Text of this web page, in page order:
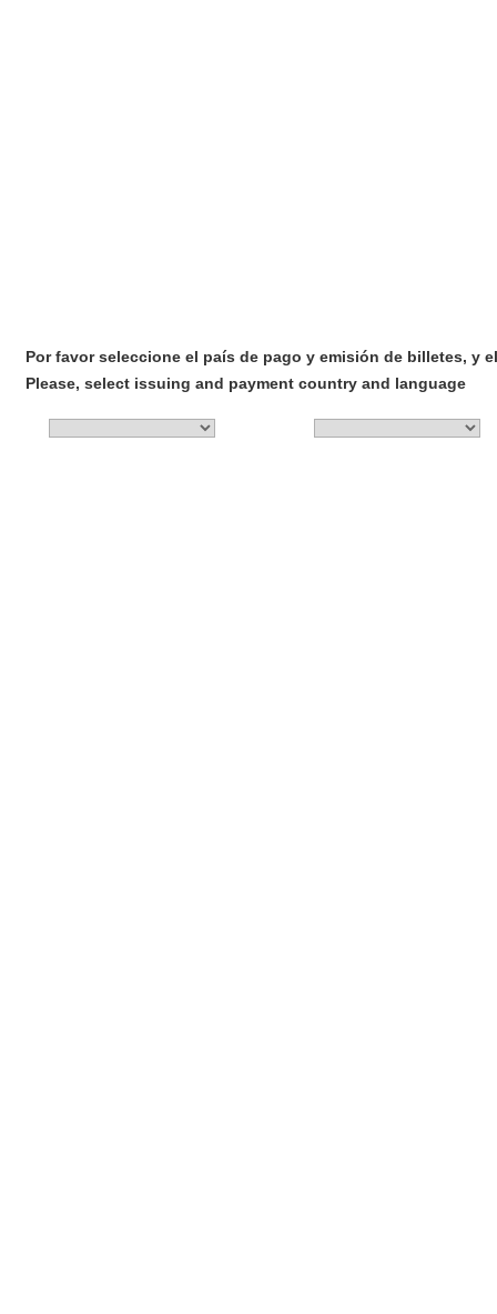
Por favor seleccione el país de pago y emisión de billetes, y
Please, select issuing and payment country and language